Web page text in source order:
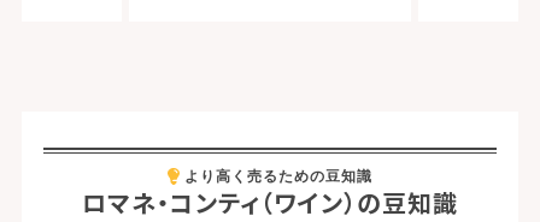
ロマネ・コンティ（ワイン）の豆知識